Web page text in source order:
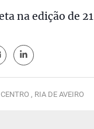
na edição de
, RIA DE AVEIRO